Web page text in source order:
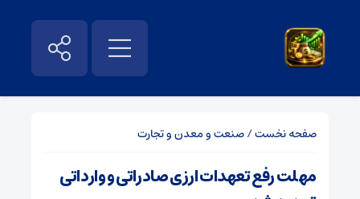
صفحه نخست/صنعت و معدن و تجارت
مهلت رفع تعهدات ارزی صادراتی و وارداتی